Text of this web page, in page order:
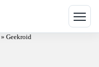
メニ
» Geekroid